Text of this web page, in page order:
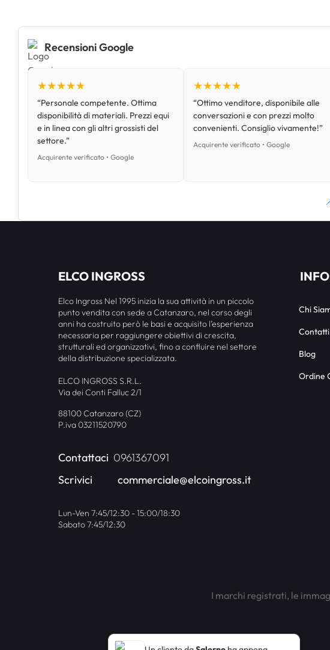
Recensioni Google
★★★★★
“Personale competente. Ottima
disponibilità di materiali. Prezzi equi
e in linea con gli altri grossisti del
settore.”
Acquirente verificato • Google
★★★★★
“Ottimo venditore, disponibile alle
conversazioni e con prezzi molto
convenienti. Consiglio vivamente!”
Acquirente verificato • Google
ELCO INGROSS
Elco Ingross Nel 1995 inizia la sua attività in un piccolo
punto vendita con sede a Catanzaro, nel corso degli
anni ha costruito però le basi e acquisito l’esperienza
necessaria per raggiungere obiettivi di crescita,
strutturali ed organizzativi, fino a confluire nel settore
della distribuzione specializzata.
ELCO INGROSS S.R.L.
Via dei Conti Falluc 2/1
88100 Catanzaro (CZ)
P.iva 03211520790
Contattaci 0961367091
Scrivici
commerciale@elcoingross.it
Lun-Ven 7:45/12:30 - 15:00/18:30
Sabato 7:45/12:30
Chi
Contatti
Blog
Ordine
I marchi registrati, le